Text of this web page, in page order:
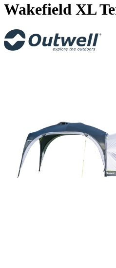
Wakefield XL